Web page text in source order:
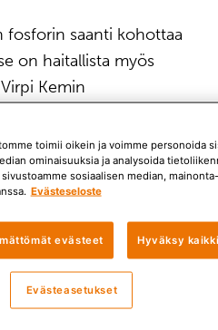
fosforin saanti kohottaa
on haitallista myös
Kemin
pitoisuutta, mikä
eli hajoamista.
Tutkimuksessa
saannin vähentäminen
väestössä: ”Runsaan
toimii oikein ja voimme personoida
ominaisuuksia ja analysoida
sosiaalisen median,
Evästeseloste
evästeet Hyväksy
Evästeasetukset